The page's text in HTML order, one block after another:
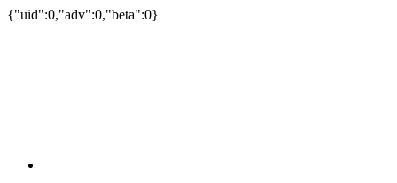
{"uid":0,"adv":0,"beta":0}